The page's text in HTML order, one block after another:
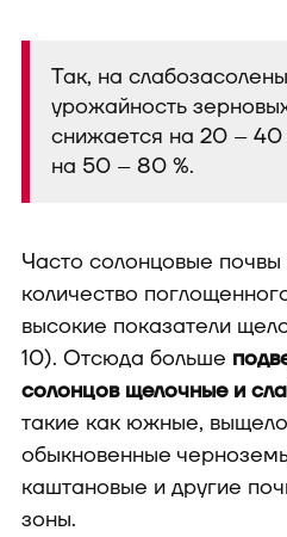
Так, на
урожайность
снижается на 20 – 40
на 50 – 80 %.
Часто солонцовые
количество
высокие показатели
10). Отсюда больше
солонцов щелочные и
такие как южные,
обыкновенные
каштановые и другие
зоны.